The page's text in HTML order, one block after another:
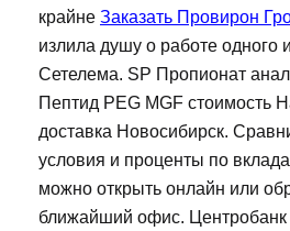
крайне Заказать Провирон
излила душу о работе одного
Сетелема. SP Пропионат
Пептид PEG MGF стоимость
доставка Новосибирск.
условия и проценты по
можно открыть онлайн или
ближайший офис. Центробанк